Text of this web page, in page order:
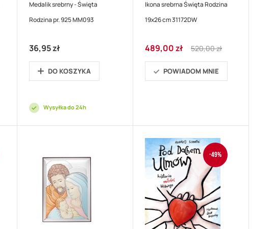
Medalik srebrny - Święta
Rodzina pr. 925 MM093
36,95 zł
DO KOSZYKA
Wysyłka do 24h
Ikona srebrna Święta Rodzina
19x26 cm 31172DW
Cena
promocyjna
489,00 zł
Regular
Price
520,00 zł
POWIADOM MNIE
-49%